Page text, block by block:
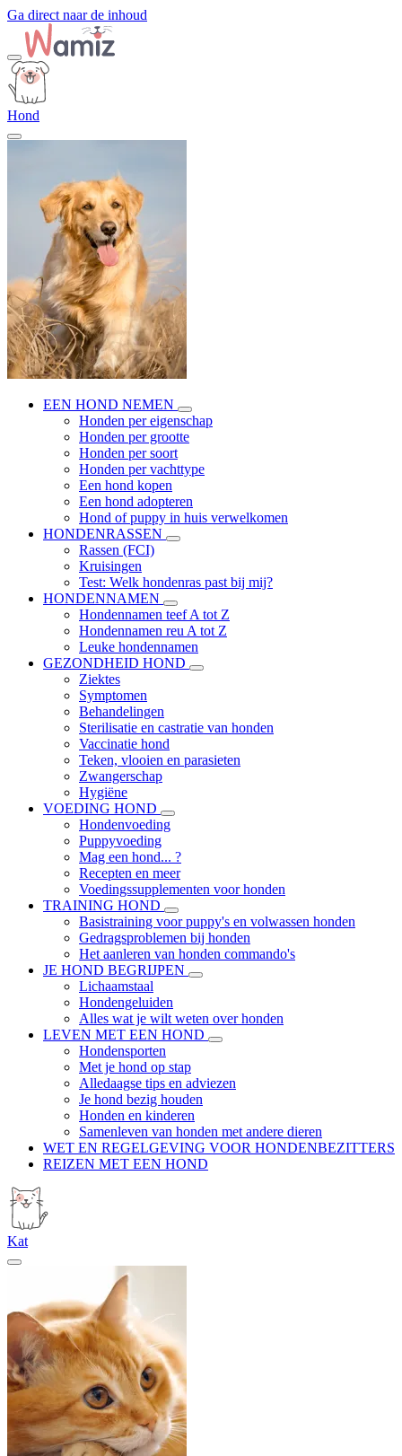
Ga direct naar de inhoud
Hond
EEN HOND NEMEN
Honden per eigenschap
Honden per grootte
Honden per soort
Honden per vachttype
Een hond kopen
Een hond adopteren
Hond of puppy in huis verwelkomen
HONDENRASSEN
Rassen (FCI)
Kruisingen
Test: Welk hondenras past bij mij?
HONDENNAMEN
Hondennamen teef A tot Z
Hondennamen reu A tot Z
Leuke hondennamen
GEZONDHEID HOND
Ziektes
Symptomen
Behandelingen
Sterilisatie en castratie van honden
Vaccinatie hond
Teken, vlooien en parasieten
Zwangerschap
Hygiëne
VOEDING HOND
Hondenvoeding
Puppyvoeding
Mag een hond... ?
Recepten en meer
Voedingssupplementen voor honden
TRAINING HOND
Basistraining voor puppy's en volwassen honden
Gedragsproblemen bij honden
Het aanleren van honden commando's
JE HOND BEGRIJPEN
Lichaamstaal
Hondengeluiden
Alles wat je wilt weten over honden
LEVEN MET EEN HOND
Hondensporten
Met je hond op stap
Alledaagse tips en adviezen
Je hond bezig houden
Honden en kinderen
Samenleven van honden met andere dieren
WET EN REGELGEVING VOOR HONDENBEZITTERS
REIZEN MET EEN HOND
Kat